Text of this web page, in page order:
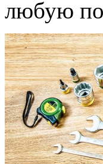
любую